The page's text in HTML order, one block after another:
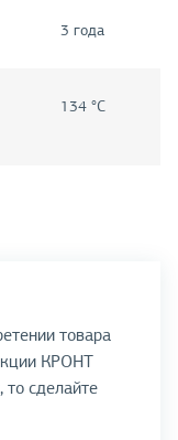
3 года
134 °С
товара
КРОНТ
то сделайте